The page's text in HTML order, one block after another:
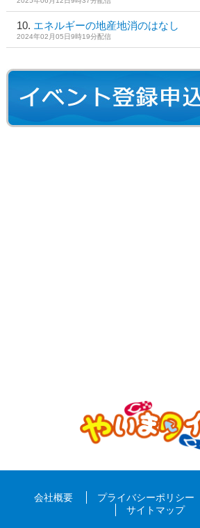
エネルギーの地産地消のはなし
2024年02月05日9時19分配信
会社概要 プライバシーポリシー
サイトマップ